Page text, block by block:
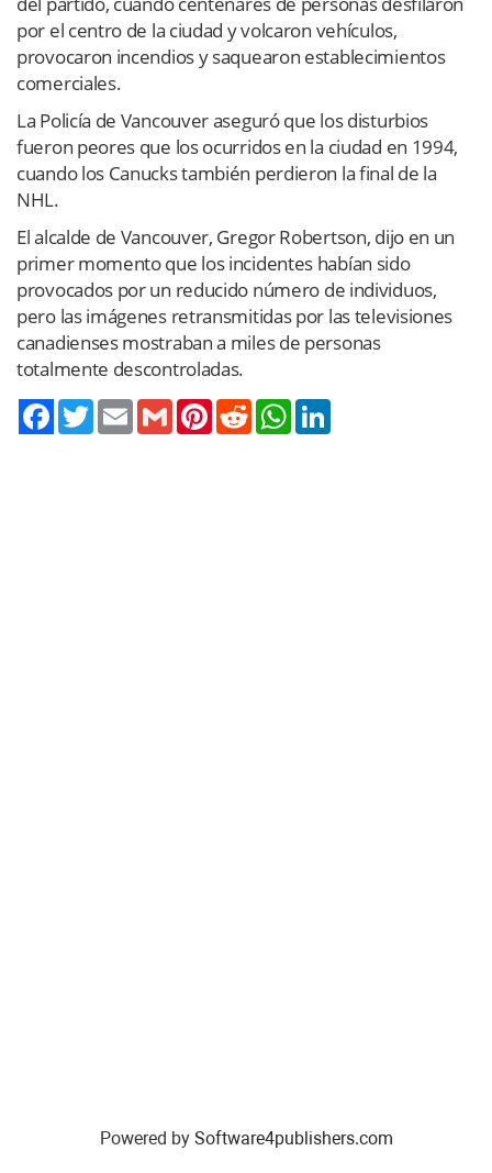
por el centro de la ciudad y volcaron vehículos,
provocaron incendios y saquearon establecimientos
comerciales.
La Policía de Vancouver aseguró que los disturbios
fueron peores que los ocurridos en la ciudad en 1994,
cuando los Canucks también perdieron la final de la
NHL.
El alcalde de Vancouver, Gregor Robertson, dijo en un
primer momento que los incidentes habían sido
provocados por un reducido número de individuos,
pero las imágenes retransmitidas por las televisiones
canadienses mostraban a miles de personas
totalmente descontroladas.
TwitterEmail Gmail PinterestReddit WhatsApp
Powered by Software4publishers.com